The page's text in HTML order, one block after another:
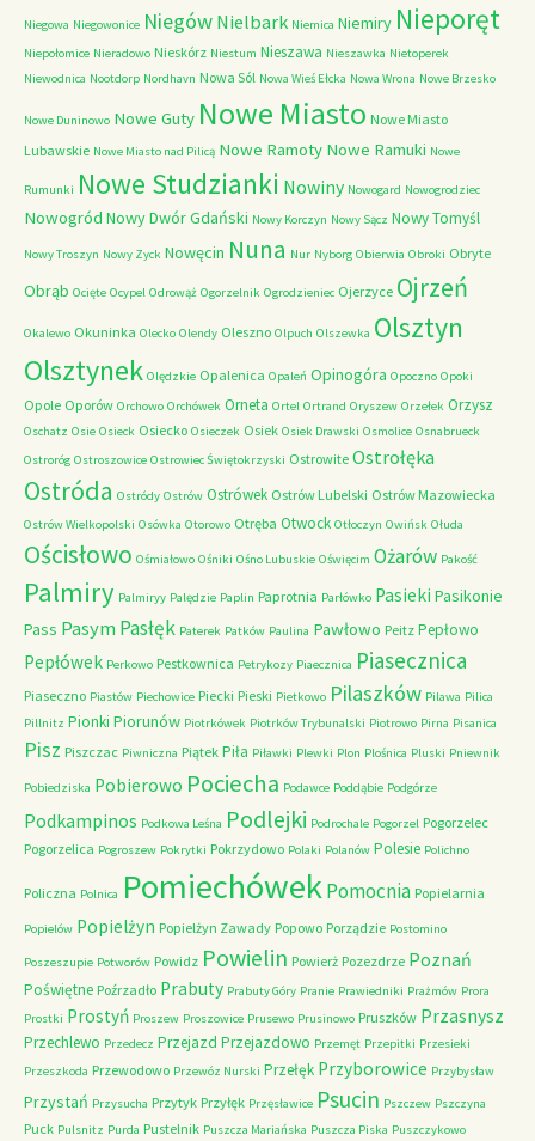
Niegowa Niegowonice Niegów Nielbark Niemica Niemiry Nieporęt
Niepołomice Nieradowo Nieskórz Niestum Nieszawa Nieszawka Nietoperek
Niewodnica Nootdorp Nordhavn Nowa Sól Nowa Wieś Ełcka Nowa Wrona Nowe Brzesko
Nowe Duninowo Nowe Guty Nowe Miasto Nowe Miasto
Lubawskie Nowe Miasto nad Pilicą Nowe Ramoty Nowe Ramuki Nowe
Rumunki Nowe Studzianki Nowiny Nowogard Nowogrodziec
Nowogród Nowy Dwór Gdański Nowy Korczyn Nowy Sącz Nowy Tomyśl
Nowy Troszyn Nowy Zyck Nowęcin Nuna Nur Nyborg Obierwia Obroki Obryte
Obrąb Ocięte Ocypel Odrowąż Ogorzelnik Ogrodzieniec Ojerzyce Ojrzeń
Okalewo Okuninka Olecko Olendy Oleszno Olpuch Olszewka Olsztyn
Olsztynek Olędzkie Opalenica Opaleń Opinogóra Opoczno Opoki
Opole Oporów Orchowo Orchówek Orneta Ortel Ortrand Oryszew Orzełek Orzysz
Oschatz Osie Osieck Osiecko Osieczek Osiek Osiek Drawski Osmolice Osnabrueck
Ostroróg Ostroszowice Ostrowiec Świętokrzyski Ostrowite Ostrołęka
Ostróda Ostródy Ostrów Ostrówek Ostrów Lubelski Ostrów Mazowiecka
Ostrów Wielkopolski Osówka Otorowo Otręba Otwock Otłoczyn Owińsk Ołuda
Ościsłowo Ośmiałowo Ośniki Ośno Lubuskie Oświęcim Ożarów Pakość
Palmiry Palmiryy Palędzie Paplin Paprotnia Parłówko Pasieki Pasikonie
Pass PasymPasłęk Paterek Patków Paulina Pawłowo Peitz Pepłowo
Pepłówek Perkowo Pestkownica Petrykozy Piaecznica Piasecznica
Piaseczno Piastów Piechowice Piecki Pieski Pietkowo Pilaszków Pilawa Pilica
Pillnitz Pionki Piorunów Piotrkówek Piotrków Trybunalski Piotrowo Pirna Pisanica
Pisz Piszczac Piwniczna Piątek Piła Piławki Plewki Plon Plośnica Pluski Pniewnik
Pobiedziska Pobierowo Pociecha Podawce Poddąbie Podgórze
Podkampinos Podkowa Leśna Podlejki Podrochale Pogorzel Pogorzelec
Pogorzelica Pogroszew Pokrytki Pokrzydowo Polaki Polanów Polesie Polichno
Policzna Polnica PomiechówekPomocnia Popielarnia
Popielów Popielżyn Popielżyn Zawady Popowo Porządzie Postomino
Poszeszupie Potworów Powidz Powielin Powierż Pozezdrze Poznań
Poświętne Poźrzadło Prabuty Prabuty Góry Pranie Prawiedniki Prażmów Prora
Prostki Prostyń Proszew Proszowice Prusewo Prusinowo Pruszków Przasnysz
Przechlewo Przedecz Przejazd Przejazdowo Przemęt Przepitki Przesieki
Przeszkoda Przewodowo Przewóz Nurski Przełęk Przyborowice Przybysław
Przystań Przysucha Przytyk Przyłęk Przęsławice Psucin Pszczew Pszczyna
Puck Pulsnitz Purda Pustelnik Puszcza Mariańska Puszcza Piska Puszczykowo